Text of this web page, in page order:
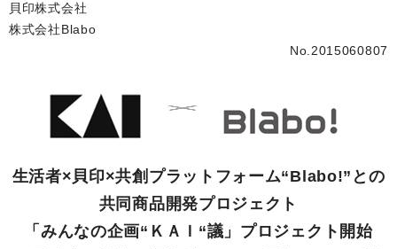
貝印株式会社
株式会社Blabo
No.2015060807
生活者×貝印×共創プラットフォーム“Blabo!”との
共同商品開発プロジェクト
「みんなの企画“ＫＡＩ“議」プロジェクト開始